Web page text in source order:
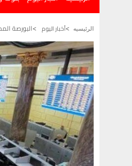
الرئيسيه أخبار اليوم البورصة المصرية تخسر 25.5 مليار